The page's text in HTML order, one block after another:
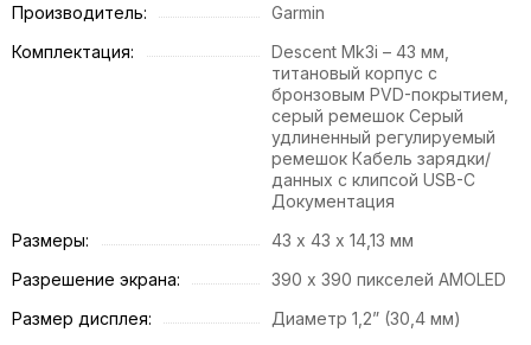
Производитель:
Garmin
Комплектация:
Descent Mk3i – 43 мм,
титановый корпус с
бронзовым PVD-покрытием,
серый ремешок Серый
удлиненный регулируемый
ремешок Кабель зарядки/
данных с клипсой USB-C
Документация
Размеры:
43 x 43 x 14,13 мм
Разрешение экрана:
390 х 390 пикселей AMOLED
Размер дисплея:
Диаметр 1,2” (30,4 мм)